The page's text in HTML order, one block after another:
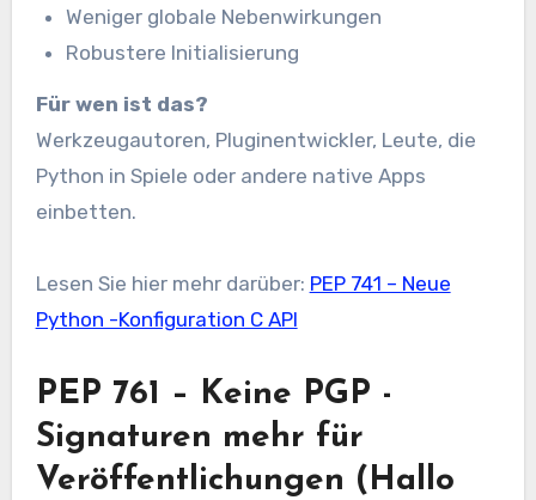
Weniger globale Nebenwirkungen
Robustere Initialisierung
Für wen ist das?
Werkzeugautoren, Pluginentwickler, Leute, die
Python in Spiele oder andere native Apps
einbetten.
Lesen Sie hier mehr darüber: PEP 741 – Neue
Python -Konfiguration C API
PEP 761 – Keine PGP -
Signaturen mehr für
Veröffentlichungen (Hallo